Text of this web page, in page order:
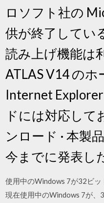
ロソフト社の
供が終了してい
読み上げ機能は
ATLAS V14 の
Internet
ドには対応して
ンロード · 本製
今までに発表し
使用中のWindows 7が32ビ
現在使用中のWindows 7が、